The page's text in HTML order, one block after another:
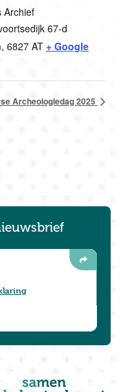
Archief
67-d
, 6827 AT + Google
Archeologiedag 2025